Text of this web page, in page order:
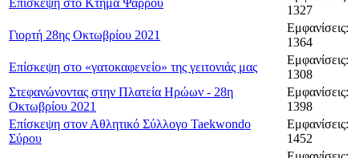
Επίσκεψη στο Κτήμα Ψαρρού
1327
Γιορτή 28ης Οκτωβρίου 2021
Εμφανίσεις:
1364
Επίσκεψη στο «γατοκαφενείο» της γειτονιάς μας
Εμφανίσεις:
1308
Στεφανώνοντας στην Πλατεία Ηρώων - 28η
Οκτωβρίου 2021
Εμφανίσεις:
1398
Επίσκεψη στον Αθλητικό Σύλλογο Taekwondo
Σύρου
Εμφανίσεις:
1452